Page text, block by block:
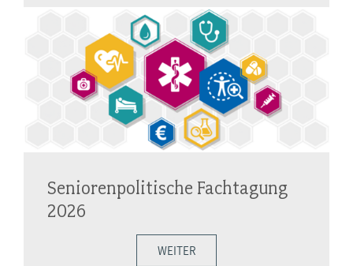
Seniorenpolitische Fachtagung
2026
WEITER